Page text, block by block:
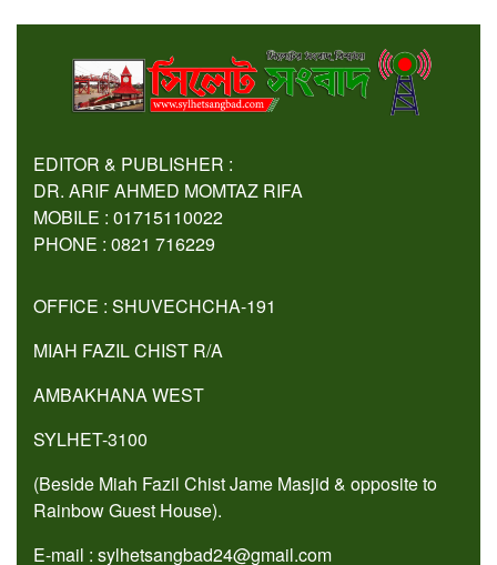
EDITOR & PUBLISHER :
DR. ARIF AHMED MOMTAZ RIFA
MOBILE : 01715110022
PHONE : 0821 716229
OFFICE : SHUVECHCHA-191
MIAH FAZIL CHIST R/A
AMBAKHANA WEST
SYLHET-3100
(Beside Miah Fazil Chist Jame Masjid & opposite to
Rainbow Guest House).
E-mail : sylhetsangbad24@gmail.com